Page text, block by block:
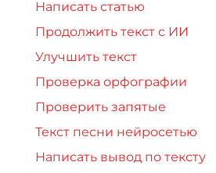
Написать статью
Продолжить текст с ИИ
Улучшить текст
Проверка орфографии
Проверить запятые
Текст песни нейросетью
Написать вывод по тексту